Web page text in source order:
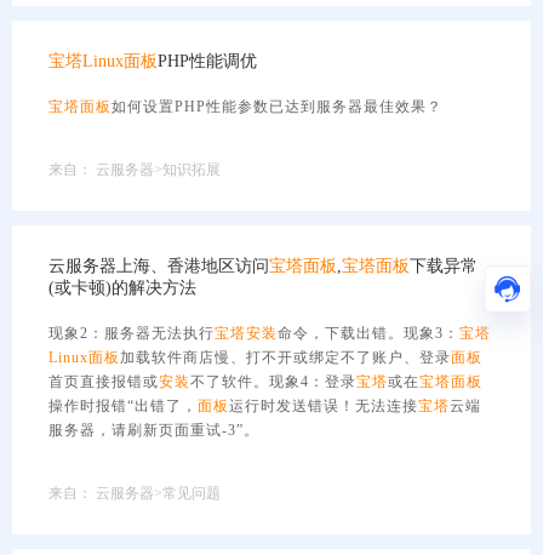
宝塔Linux面板PHP性能调优
宝塔面板如何设置PHP性能参数已达到服务器最佳效果？
来自： 云服务器>知识拓展
云服务器上海、香港地区访问宝塔面板 ,宝塔面板下载异常
(或卡顿)的解决方法
现象2：服务器无法执行宝塔安装命令，下载出错。现象3： 宝塔
Linux面板 加载软件商店慢、打不开或绑定不了账户、登录面板
首页直接报错或安装不了软件。现象4：登录宝塔或在宝塔面板
操作时报错“出错了， 面板运行时发送错误！无法连接宝塔云端
服务器，请刷新页面重试-3”。
来自： 云服务器>常见问题